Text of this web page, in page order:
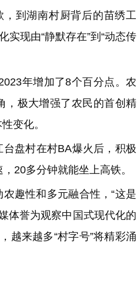
到湖南村厨背后的苗绣工
现由“静默存在”到“动态传
年增加了8个百分点。农
，极大增强了农民的首创精
变化。
盘村在村BA爆火后，积极
20多分钟就能坐上高铁。
趣性和多元融合性，“这是
体誉为观察中国式现代化的
越来越多“村字号”将精彩涌